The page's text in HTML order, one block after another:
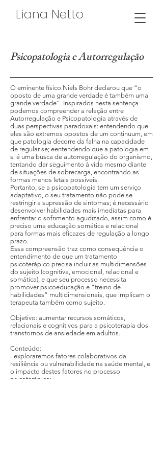
Liana Netto
Psicopatologia e Autorregulação
O eminente físico Niels Bohr declarou que “o
oposto de uma grande verdade é também uma
grande verdade”. Inspirados nesta sentença
podemos compreender a relação entre
Autorregulação e Psicopatologia através de
duas perspectivas paradoxais: entendendo que
eles são extremos opostos de um continuum, em
que patologia decorre da falha na capacidade
de regular-se; eentendendo que a patologia em
si é uma busca de autorregulação do organismo,
tentando dar seguimento à vida mesmo diante
de situações de sobrecarga, encontrando as
formas menos letais possíveis.
Portanto, se a psicopatologia tem um serviço
adaptativo, o seu tratamento não pode se
restringir a supressão de sintomas; é necessário
desenvolver habilidades mais imediatas para
enfrentar o sofrimento agudizado, assim como é
preciso uma educação somática e relacional
para formas mais eficazes de regulação a longo
prazo.
Essa compreensão traz como consequência o
entendimento de que um tratamento
psicoterápico precisa incluir as multidimensões
do sujeito (cognitiva, emocional, relacional e
somática), e que seu processo necessita
promover psicoeducação e “treino de
habilidades” multidimensionais, que implicam o
terapeuta também como sujeito.
Objetivo: aumentar recursos somáticos,
relacionais e cognitivos para a psicoterapia dos
transtornos de ansiedade em adultos.
Conteúdo:
- exploraremos fatores colaborativos da
resiliência ou vulnerabilidade na saúde mental, e
o impacto destes fatores no processo
psicoterápico;